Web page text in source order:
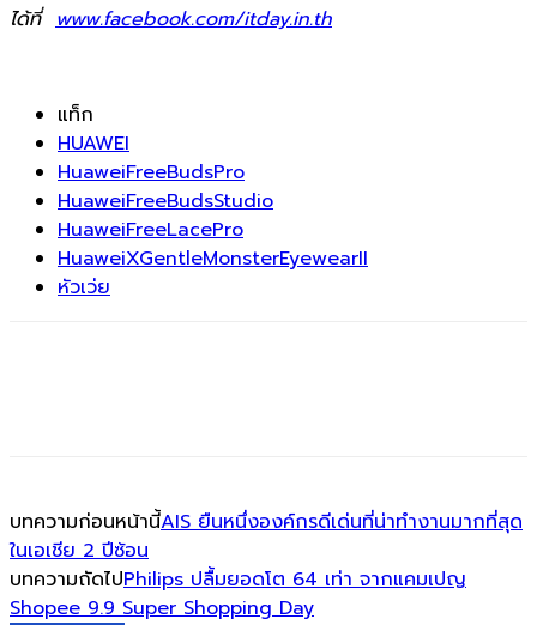
ได้ที่ www.facebook.com/itday.in.th
แท็ก
HUAWEI
HuaweiFreeBudsPro
HuaweiFreeBudsStudio
HuaweiFreeLacePro
HuaweiXGentleMonsterEyewearII
หัวเว่ย
บทความก่อนหน้านี้AIS ยืนหนึ่งองค์กรดีเด่นที่น่าทำงานมากที่สุด
ในเอเชีย 2 ปีซ้อน
บทความถัดไปPhilips ปลื้มยอดโต 64 เท่า จากแคมเปญ
Shopee 9.9 Super Shopping Day